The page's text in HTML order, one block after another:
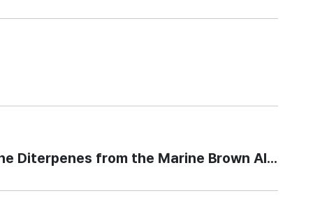
Diterpenes from the Marine Brown